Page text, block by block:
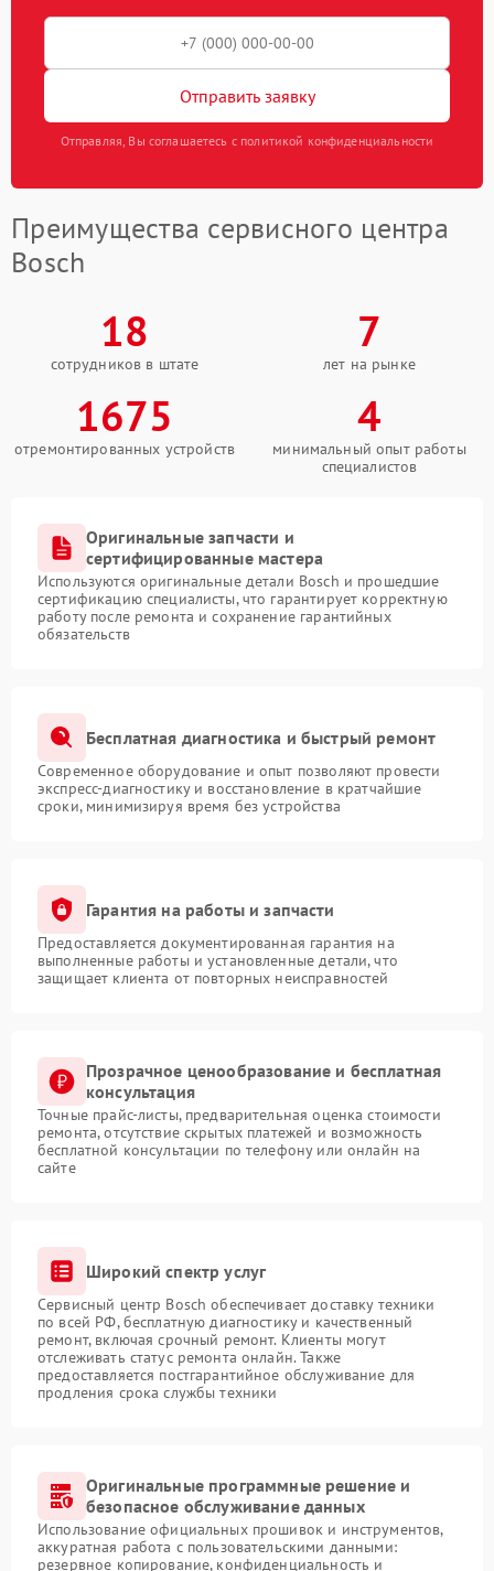
Отправить заявку
Отправляя, Вы соглашаетесь с политикой конфиденциальности
Преимущества сервисного центра
Bosch
18
сотрудников в штате
7
лет на рынке
1675
отремонтированных устройств
4
минимальный опыт работы
специалистов
Оригинальные запчасти и
сертифицированные мастера
Используются оригинальные детали Bosch и прошедшие
сертификацию специалисты, что гарантирует корректную
работу после ремонта и сохранение гарантийных
обязательств
Бесплатная диагностика и быстрый ремонт
Современное оборудование и опыт позволяют провести
экспресс-диагностику и восстановление в кратчайшие
сроки, минимизируя время без устройства
Гарантия на работы и запчасти
Предоставляется документированная гарантия на
выполненные работы и установленные детали, что
защищает клиента от повторных неисправностей
Прозрачное ценообразование и бесплатная
консультация
Точные прайс-листы, предварительная оценка стоимости
ремонта, отсутствие скрытых платежей и возможность
бесплатной консультации по телефону или онлайн на
сайте
Широкий спектр услуг
Сервисный центр Bosch обеспечивает доставку техники
по всей РФ, бесплатную диагностику и качественный
ремонт, включая срочный ремонт. Клиенты могут
отслеживать статус ремонта онлайн. Также
предоставляется постгарантийное обслуживание для
продления срока службы техники
Оригинальные программные решение и
безопасное обслуживание данных
Использование официальных прошивок и инструментов,
аккуратная работа с пользовательскими данными:
резервное копирование, конфиденциальность и